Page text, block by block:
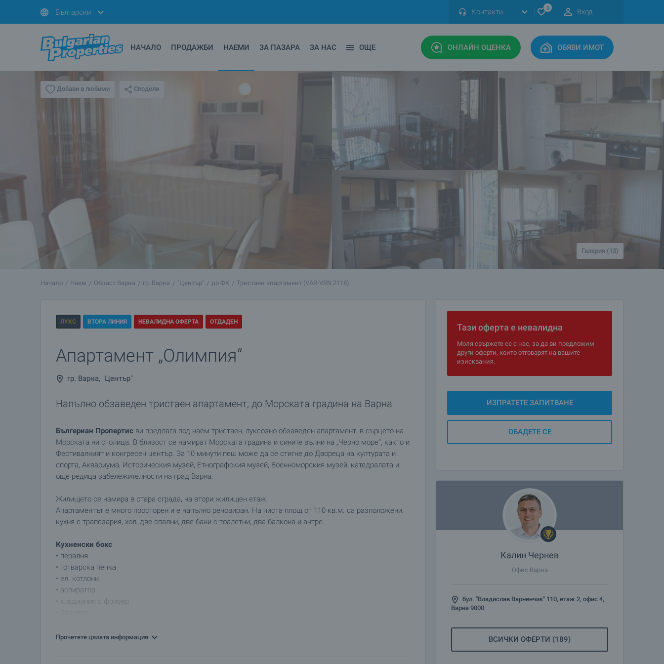
Български Контакти 0 Вход
НАЧАЛО ПРОДАЖБИ НАЕМИ ЗА ПАЗАРА ЗА НАС ОЩЕ ОНЛАЙН ОЦЕНКА ОБЯВИ ИМОТ
Добави в любими Сподели
Галерия (13)
Начало Наем Област Варна гр. Варна "Център" до ФК Тристаен апартамент (VAR-VRN 2118)
ЛУКС ВТОРА ЛИНИЯ НЕВАЛИДНА ОФЕРТА ОТДАДЕН
Апартамент „Олимпия“
гр. Варна, "Център"
Напълно обзаведен тристаен апартамент, до Морската градина на Варна
Бългериан Пропертис ви предлага под наем тристаен, луксозно обзаведен апартамент, в сърцето на
Морската ни столица. В близост се намират Морската градина и сините вълни на „Черно море”, както и
Фестивалният и конгресен център. За 10 минути пеш може да се стигне до Двореца на културата и
спорта, Аквариума, Историческия музей, Етнографския музей, Военноморския музей, катедралата и
още редица забележителности на град Варна.
Жилището се намира в стара сграда, на втори жилищен етаж.
Апартаментът e много просторен и е напълно реновиран. На чиста площ от 110 кв.м. са разположени:
кухня с трапезария, хол, две спални, две бани с тоалетни, два балкона и антре.
Кухненски бокс
• пералня
• готварска печка
• ел. котлони
• аспиратор
• хладилник с фризер
Трапезария и холова част
Прочетете цялата информация
Тази оферта е невалидна
Моля свържете се с нас, за да ви предложим
други оферти, които отговарят на вашите
изисквания.
ИЗПРАТЕТЕ ЗАПИТВАНЕ
ОБАДЕТЕ СЕ
Калин Чернев
Офис Варна
бул. "Владислав Варненчик" 110, етаж 2, офис 4,
Варна 9000
ВСИЧКИ ОФЕРТИ (189)